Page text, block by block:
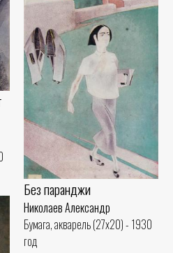
Без паранджи
Николаев Александр
Бумага, акварель (27x20) - 1930
год